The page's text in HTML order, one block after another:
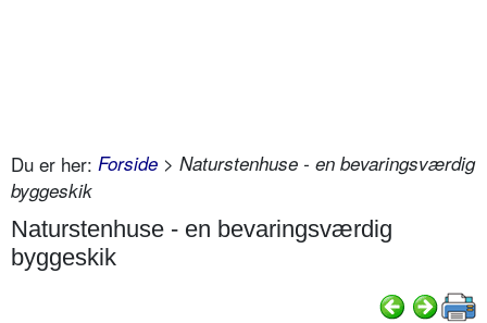
Du er her: Forside > Naturstenhuse - en bevaringsværdig
byggeskik
Naturstenhuse - en bevaringsværdig
byggeskik